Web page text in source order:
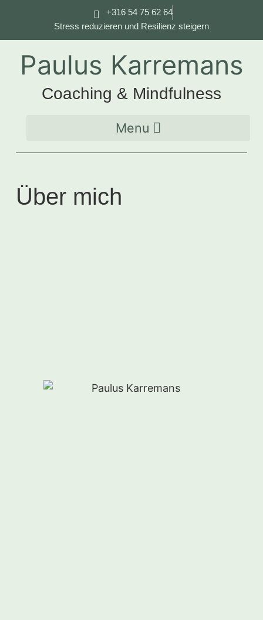
+316 54 75 62 64
Stress reduzieren und Resilienz steigern
Paulus Karremans
Coaching & Mindfulness
Über mich